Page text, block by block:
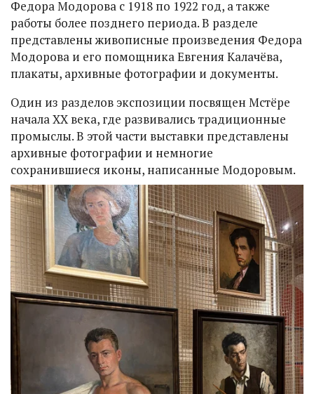
Федора Модорова с 1918 по 1922 год, а также
работы более позднего периода. В разделе
представлены живописные произведения Федора
Модорова и его помощника Евгения Калачёва,
плакаты, архивные фотографии и документы.
Один из разделов экспозиции посвящен Мстёре
начала XX века, где развивались традиционные
промыслы. В этой части выставки представлены
архивные фотографии и немногие
сохранившиеся иконы, написанные Модоровым.